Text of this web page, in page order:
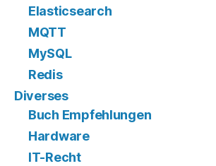
Elasticsearch
MQTT
MySQL
Redis
Diverses
Buch Empfehlungen
Hardware
IT-Recht